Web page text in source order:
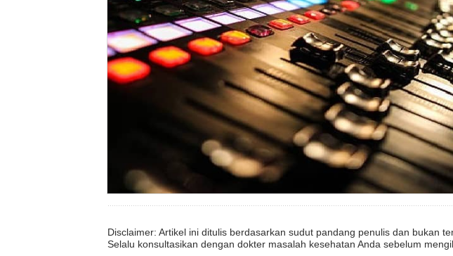
Disclaimer: Artikel ini ditulis berdasarkan sudut pandang penulis dan bukan
Selalu konsultasikan dengan dokter masalah kesehatan Anda sebelum